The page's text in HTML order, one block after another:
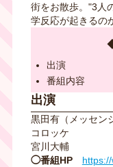
街をお散歩。"3人
学反応が起きるの
出演
番組内容
出演
黒田有（メッセン
コロッケ
宮川大輔
◯番組HP